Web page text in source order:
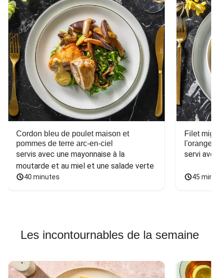
Cordon bleu de poulet maison et
pommes de terre arc-en-ciel
servis avec une mayonnaise à la
moutarde et au miel et une salade verte
40 minutes
Filet
l'orange
servi
45
Les incontournables de la semaine